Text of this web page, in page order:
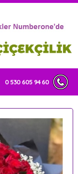
0 530 605 94 60